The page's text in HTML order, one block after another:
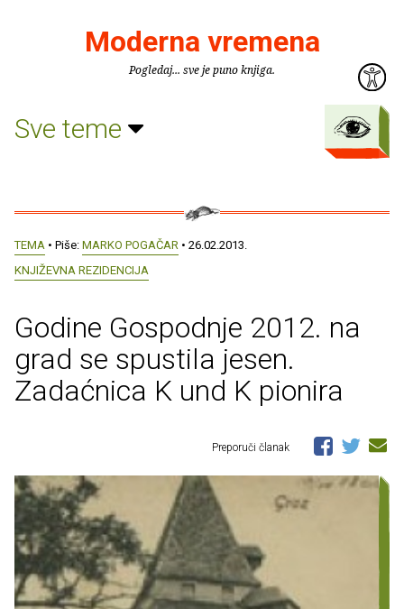
Moderna vremena
Pogledaj... sve je puno knjiga.
Sve teme
TEMA • Piše: MARKO POGAČAR • 26.02.2013.
KNJIŽEVNA REZIDENCIJA
Godine Gospodnje 2012. na
grad se spustila jesen.
Zadaćnica K und K pionira
Preporuči članak